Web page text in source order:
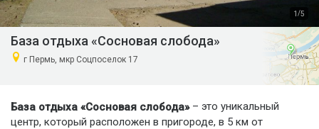
1 /5
База отдыха «Сосновая слобода»
г Пермь, мкр Соцпоселок 17
База отдыха «Сосновая слобода»– это уникальный
центр, который расположен в пригороде, в 5 км от